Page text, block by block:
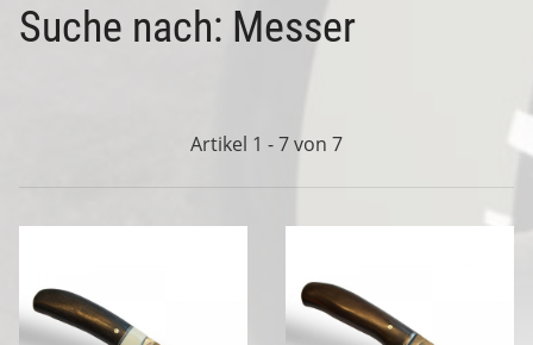
Suche nach: Messer
Artikel 1 - 7 von 7